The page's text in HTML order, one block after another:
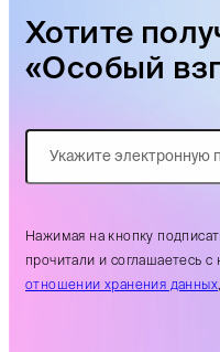
Хотите
«Особый
Нажимая на кнопку
прочитали и соглашаетесь
отношении хранения данных